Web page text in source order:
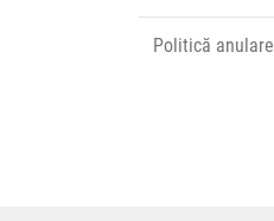
Politică anulare